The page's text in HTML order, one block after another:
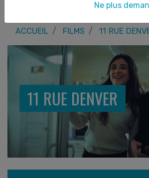
ACCUEIL FILMS 11 RUE
11 RUE DENVER
Ne plus